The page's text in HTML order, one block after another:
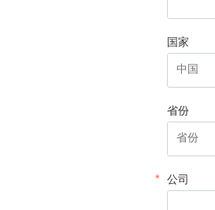
国家
省份
公司